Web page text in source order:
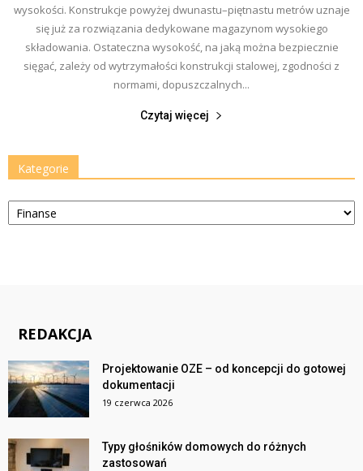
wysokości. Konstrukcje powyżej dwunastu–piętnastu metrów uznaje
się już za rozwiązania dedykowane magazynom wysokiego
składowania. Ostateczna wysokość, na jaką można bezpiecznie
sięgać, zależy od wytrzymałości konstrukcji stalowej, zgodności z
normami, dopuszczalnych...
Czytaj więcej
Kategorie
Kategorie
REDAKCJA
Projektowanie OZE – od koncepcji do gotowej
dokumentacji
19 czerwca 2026
Typy głośników domowych do różnych
zastosowań